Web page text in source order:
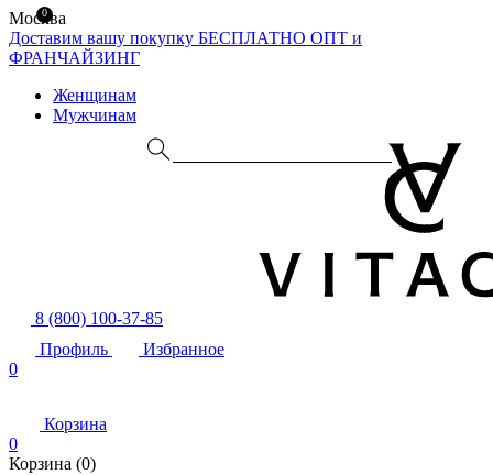
Москва
Доставим вашу покупку БЕСПЛАТНО ОПТ и
ФРАНЧАЙЗИНГ
Женщинам
Мужчинам
8 (800) 100-37-85
Профиль
Избранное
0
Корзина
0
Корзина (0)
0